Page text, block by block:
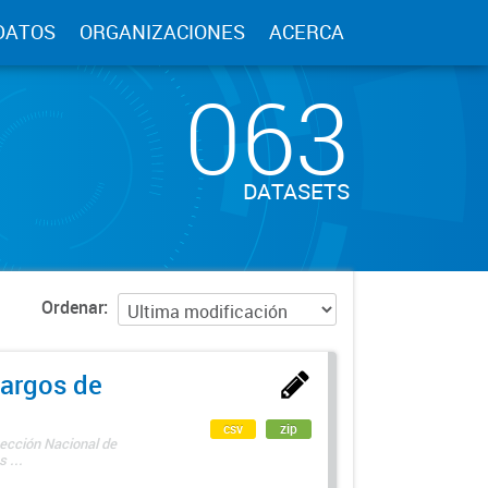
ORGANIZACIONES ACERCA
063
DATASETS
Ordenar
de
Nacional de
...
csv zip